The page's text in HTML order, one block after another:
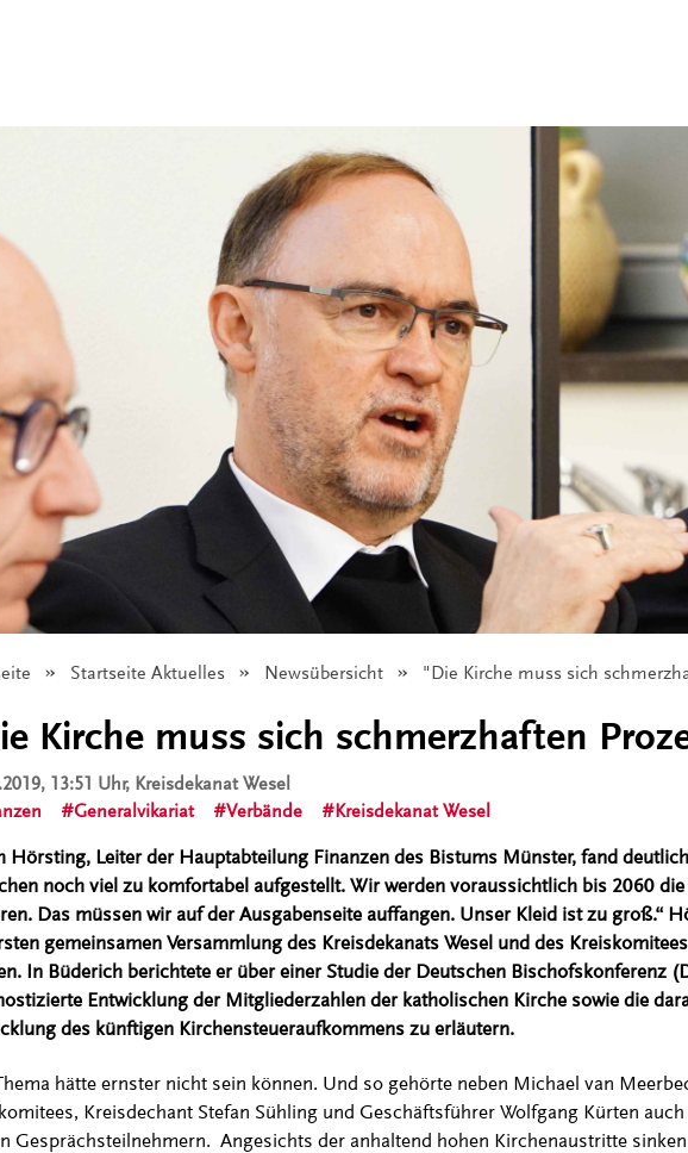
Startseite Aktuelles Newsübersicht Angezeigt:
"Die Kirche muss sich
Kirche muss sich schmerzhaften
13:51 Uhr, Kreisdekanat Wesel
Generalvikariat Verbände Kreisdekanat Wesel
Hörsting, Leiter der Hauptabteilung Finanzen des Bistums Münster, fand
noch viel zu komfortabel aufgestellt. Wir werden voraussichtlich bis 2060
Das müssen wir auf der Ausgabenseite auffangen. Unser Kleid ist zu groß.“
gemeinsamen Versammlung des Kreisdekanats Wesel und des
In Büderich berichtete er über einer Studie der Deutschen Bischofskonferenz
Entwicklung der Mitgliederzahlen der katholischen Kirche sowie die
des künftigen Kirchensteueraufkommens zu erläutern.
hätte ernster nicht sein können. Und so gehörte neben Michael van
Kreisdechant Stefan Sühling und Geschäftsführer Wolfgang Kürten
Gesprächsteilnehmern. Angesichts der anhaltend hohen Kirchenaustritte